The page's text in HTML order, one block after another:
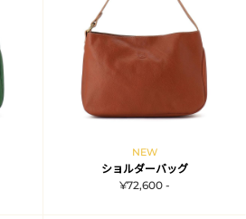
NEW
ショルダーバッグ
¥72,600 -